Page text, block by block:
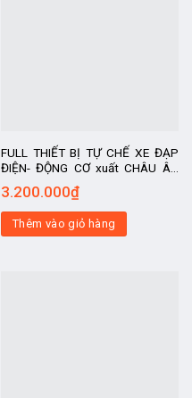
FULL THIẾT BỊ TỰ CHẾ XE ĐẠP
ĐIỆN- ĐỘNG CƠ xuất CHÂU ÂU
XOFO BÁNH SAU- tốc độ 30-
35km/h, kit chế xe điện, xe chế,
động cơ
3.200.000₫
Thêm vào giỏ hàng